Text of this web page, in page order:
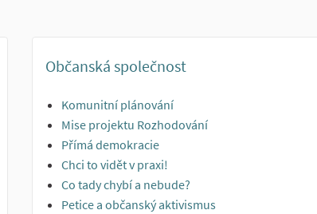
Občanská společnost
Komunitní plánování
Mise projektu Rozhodování
Přímá demokracie
Chci to vidět v praxi!
Co tady chybí a nebude?
Petice a občanský aktivismus